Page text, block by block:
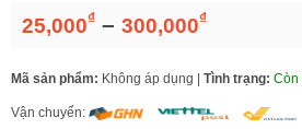
25,000₫ – 300,000₫Khoảng
từ
25,000₫
đến
Mã sản phẩm: Không áp dụng | Tình trạng: Còn
Vận chuyển: